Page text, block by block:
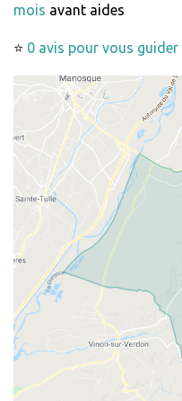
mois avant aides
⭐ 0 avis pour vous guider